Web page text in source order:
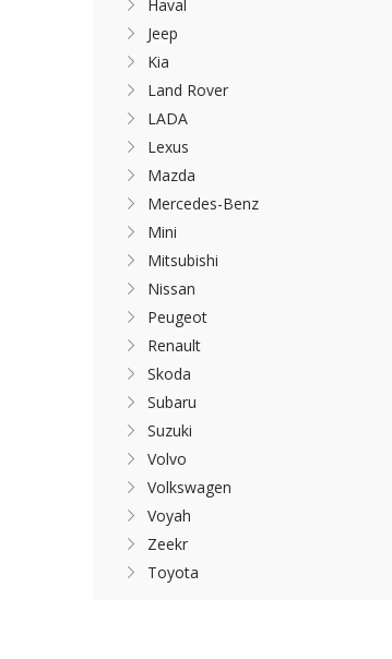
Haval
Jeep
Kia
Land Rover
LADA
Lexus
Mazda
Mercedes-Benz
Mini
Mitsubishi
Nissan
Peugeot
Renault
Skoda
Subaru
Suzuki
Volvo
Volkswagen
Voyah
Zeekr
Toyota